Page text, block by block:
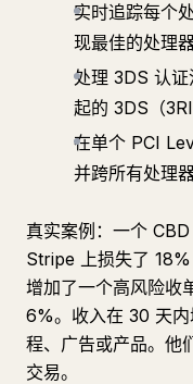
实时追踪每个
现最佳的处理
处理 3DS 认证
起的 3DS（3RI
在单个 PCI
并跨所有处理
真实案例：一个
Stripe 上损失了
增加了一个高风险收
6%。收入在 30 天
程、广告或产品。他
交易。